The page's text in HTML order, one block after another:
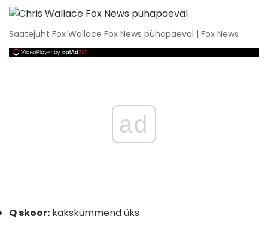
Saatejuht Fox Wallace Fox News pühapäeval | Fox News
ad
Q skoor: kakskümmend üks